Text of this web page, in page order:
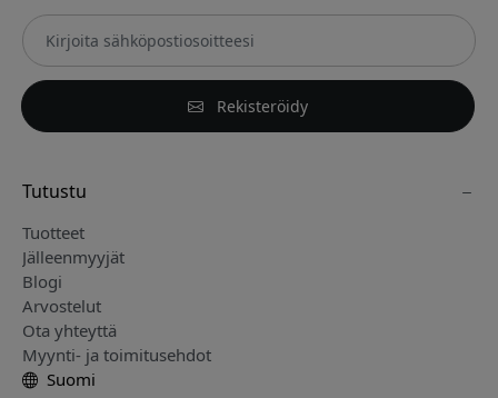
Rekisteröidy
Tutustu
Tuotteet
Jälleenmyyjät
Blogi
Arvostelut
Ota yhteyttä
Myynti- ja toimitusehdot
Suomi